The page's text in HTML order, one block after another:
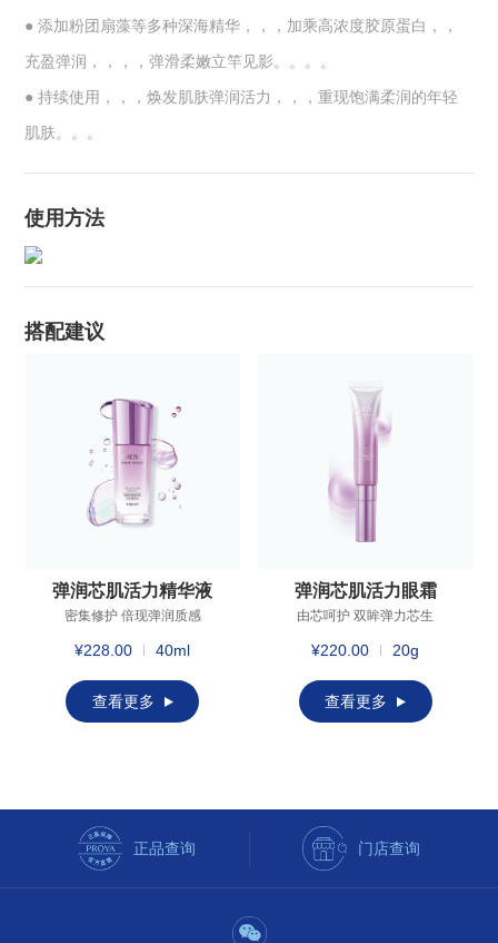
●添加粉团扇藻等多种深海精华，，，加乘高浓度胶原蛋白，，
充盈弹润，，，，弹滑柔嫩立竿见影。。。。
●持续使用，，，焕发肌肤弹润活力，，，重现饱满柔润的年轻
肌肤。。。
使用方法
搭配建议
弹润芯肌活力精华液
密集修护 倍现弹润质感
¥228.00 40ml
查看更多
弹润芯肌活力眼霜
由芯呵护 双眸弹力芯生
¥220.00 20g
查看更多
正品查询 门店查询